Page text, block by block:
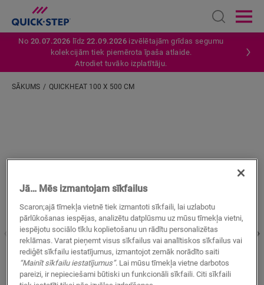
Open
No 20.07.2026 līdz22.09.2026 izvēlētajām grīdas segumu
kolekcijām tiek piemērota īpaša atlaide.
Atrodiet tuvāko izplatītāju.
SĀKUMS QUICKHEAT 100 X 500 CM
Jā… Mēs izmantojam sīkfailus
Scaron;ajā tīmekļa vietnē tiek izmantoti sīkfaili, lai uzlabotu
pārlūkošanas iespējas, analizētu datplūsmu uz mūsu tīmekļa vietni,
iespējotu sociālo tīklu koplietošanu un rādītu personalizētas
reklāmas. Varat pieņemt visus sīkfailus vai analītiskos sīkfailus vai
rediģēt sīkfailu iestatījumus, izmantojot zemāk norādīto saiti
“Mainīt sīkfailu iestatījumus”. Lai mūsu tīmekļa vietne darbotos
pareizi, ir nepieciešami būtiski un funkcionāli sīkfaili. Citi sīkfaili